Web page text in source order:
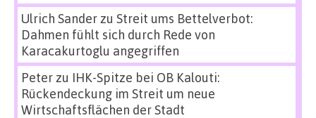
Ulrich Sanderzu Streit ums Bettelverbot:
Dahmen fühlt sich durch Rede von
Karacakurtoglu angegriffen
Peterzu IHK-Spitze bei OB Kalouti:
Rückendeckung im Streit um neue
Wirtschaftsflächen der Stadt